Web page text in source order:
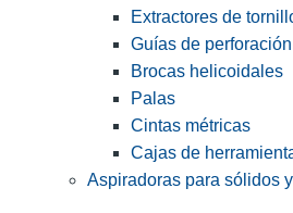
Extractores de
Guías de
Brocas helicoidales
Palas
Cintas métricas
Cajas de
Aspiradoras para sólidos